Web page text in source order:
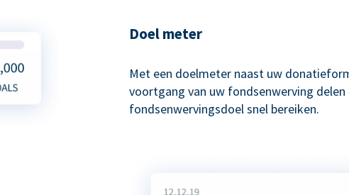
Doel meter
Met een doelmeter naast uw
voortgang van uw fondsenwerving delen
fondsenwervingsdoel snel bereiken.